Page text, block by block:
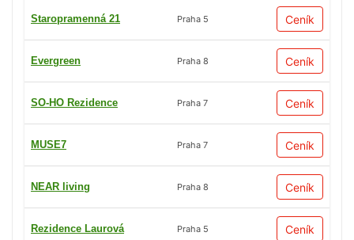
Staropramenná 21 Praha 5 Ceník
Evergreen Praha 8 Ceník
SO-HO Rezidence Praha 7 Ceník
MUSE7 Praha 7 Ceník
NEAR living Praha 8 Ceník
Rezidence Laurová Praha 5 Ceník